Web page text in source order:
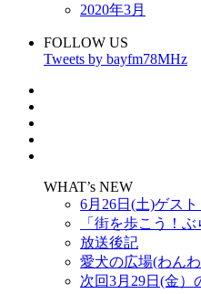
2020年3月
FOLLOW US
Tweets by bayfm78MHz
WHAT’s NEW
6月26日(土)ゲス
「街を歩こう！
放送後記
愛犬の広場(わん
次回3月29日(金）